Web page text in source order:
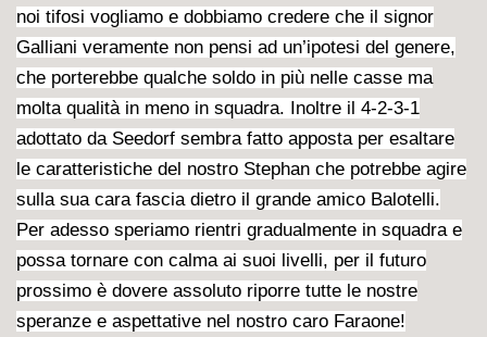
noi tifosi vogliamo e dobbiamo credere che il signor
Galliani veramente non pensi ad un’ipotesi del genere,
che porterebbe qualche soldo in più nelle casse ma
molta qualità in meno in squadra. Inoltre il 4-2-3-1
adottato da Seedorf sembra fatto apposta per esaltare
le caratteristiche del nostro Stephan che potrebbe agire
sulla sua cara fascia dietro il grande amico Balotelli.
Per adesso speriamo rientri gradualmente in squadra e
possa tornare con calma ai suoi livelli, per il futuro
prossimo è dovere assoluto riporre tutte le nostre
speranze e aspettative nel nostro caro Faraone!